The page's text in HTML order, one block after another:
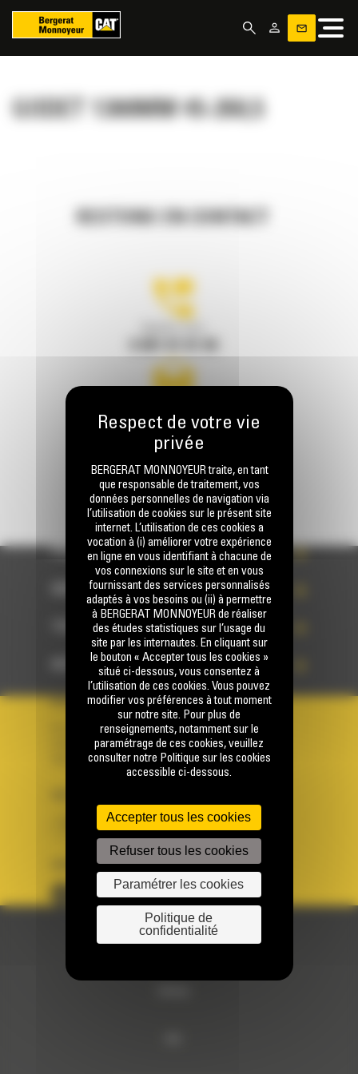
GODET 1300MM 45-260,5
RESTONS EN CONTACT
ENVOYER LA DEMANDE
PRODUITS
SERVICES
TECHNOLOGIES
ACCÈS RAPIDES
VOTRE COMPTE
Se connecter
Créer un compte
Votre avez besoin d'assistance avec votre compte ?
BM FRANCE
SUIVEZ-NOUS
© 2024 Bergerat-Monnoyeur
Panneau de gestion des cookies
BERGERAT MONNOYEUR traite, en tant
que responsable de traitement, vos
données personnelles de navigation via
l’utilisation de cookies sur le présent site
internet. L’utilisation de ces cookies a
vocation à (i) améliorer votre expérience
en ligne en vous identifiant à chacune de
vos connexions sur le site et en vous
fournissant des services personnalisés
adaptés à vos besoins ou (ii) à permettre
à BERGERAT MONNOYEUR de réaliser
des études statistiques sur l’usage du
site par les internautes. En cliquant sur
le bouton « Accepter tous les cookies »
situé ci-dessous, vous consentez à
l’utilisation de ces cookies. Vous pouvez
modifier vos préférences à tout moment
sur notre site. Pour plus de
renseignements, notamment sur le
paramétrage de ces cookies, veuillez
consulter notre Politique sur les cookies
accessible ci-dessous.
Accepter tous les cookies
Refuser tous les cookies
Paramétrer les cookies
Politique de
confidentialité